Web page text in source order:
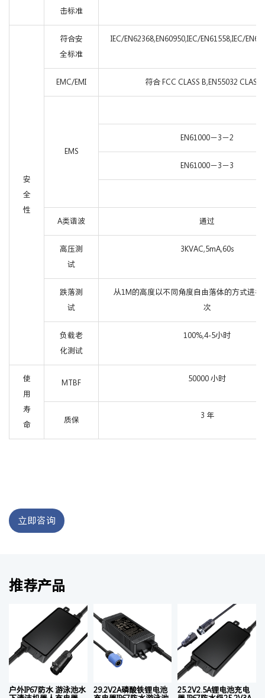
击标准
安
全
性
符合安
全标准
IEC/EN62368,EN60950,IEC/EN61558,IEC/
EMC/EMI 符合 FCC CLASS B,EN55032 CLASS
EMS
EN61000－3－2
EN61000－3－3
A类谐波 通过
高压测
试
3KVAC,5mA,60s
跌落测
试
从1M的高度以不同角度自由落体的方式进行
次
负载老
化测试
100%,4-5小时
使
用
寿
命
MTBF
50000 小时
质保
3 年
立即咨询
推荐产品
户外IP67防水 游泳池水
29.2V2A磷酸铁锂电池
25.2V2.5A锂电池充电